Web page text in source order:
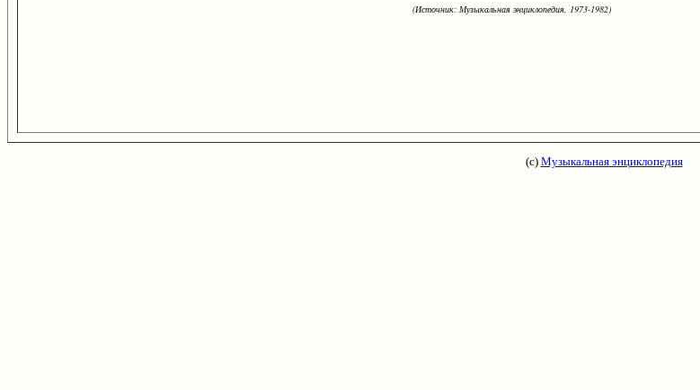
(Источник: Музыкальная энциклопедия, 1973-1982)
(с) Музыкальная энциклопедия